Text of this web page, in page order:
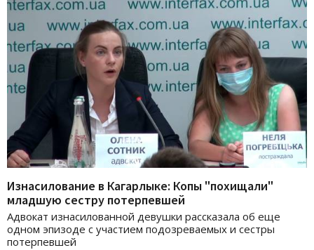
Изнасилование в Кагарлыке: Копы "похищали"
младшую сестру потерпевшей
Адвокат изнасилованной девушки рассказала об еще
одном эпизоде с участием подозреваемых и сестры
потерпевшей